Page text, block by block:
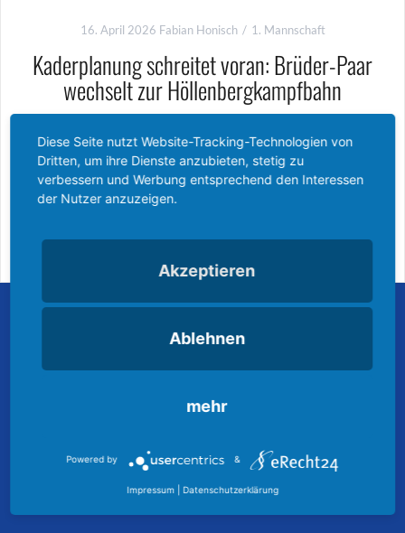
16. April 2026 Fabian Honisch 1. Mannschaft
Kaderplanung schreitet voran: Brüder-Paar
wechselt zur Höllenbergkampfbahn
und Serhat Kurt können wir zwei weitere Neuzugänge für die 1.
Mannschaft präsentieren. Die beiden Brüder wechseln vom SV
Arnsberg 09 zu uns und sind an der Höllenbergkampfbahn keine
Weiterlesen
Diese Seite nutzt Website-Tracking-Technologien von
Dritten, um ihre Dienste anzubieten, stetig zu
verbessern und Werbung entsprechend den Interessen
der Nutzer anzuzeigen.
Akzeptieren
Ablehnen
mehr
Powered by &
Impressum Datenschutzerklärung